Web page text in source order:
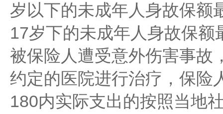
岁以下的未成年人身故保额
17岁下的未成年人身故保额
被保险人遭受意外伤害事故
约定的医院进行治疗，保险
180内实际支出的按照当地